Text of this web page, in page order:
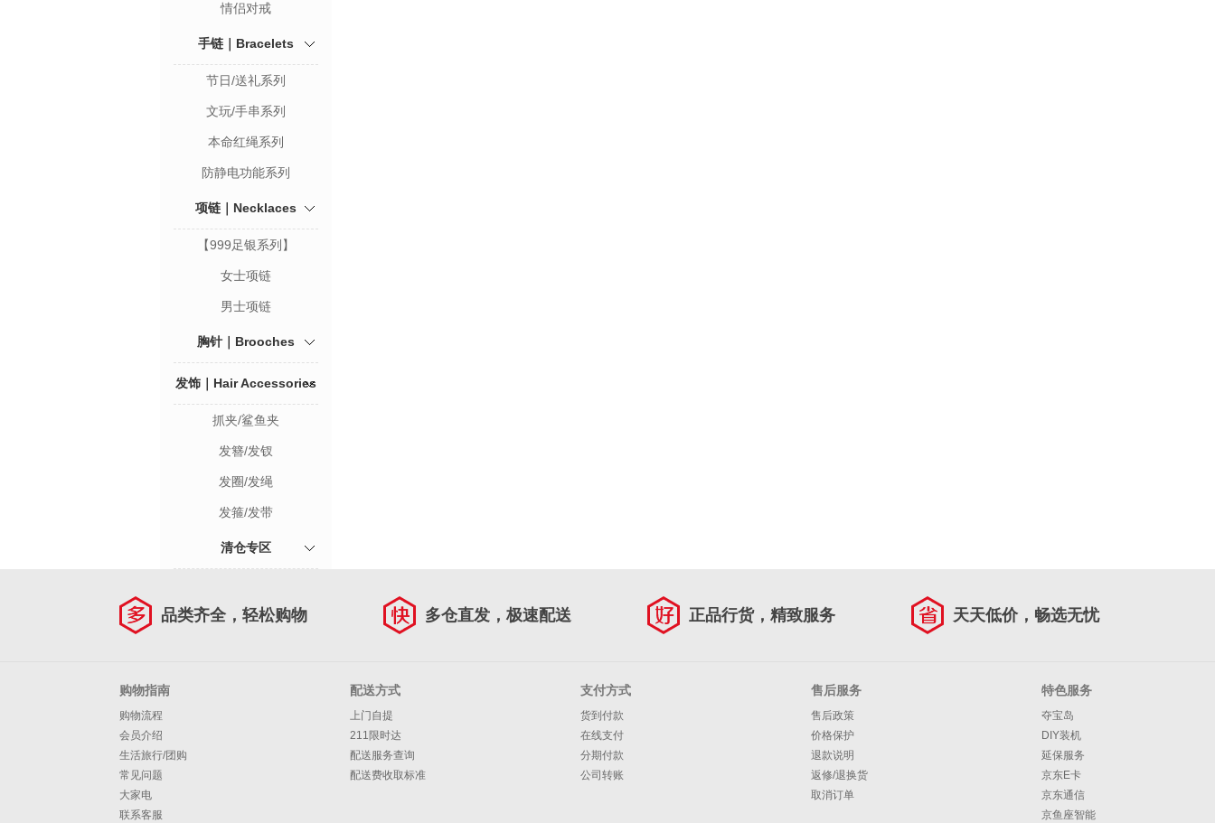
情侣对戒
手链｜Bracelets
节日/送礼系列
文玩/手串系列
本命红绳系列
防静电功能系列
项链｜Necklaces
【999足银系列】
女士项链
男士项链
胸针｜Brooches
发饰｜Hair Accessories
抓夹/鲨鱼夹
发簪/发钗
发圈/发绳
发箍/发带
清仓专区
品类齐全，轻松购物 多仓直发，极速配送 正品行货，精致服务 天天低价，畅选无忧
购物指南
购物流程
会员介绍
生活旅行/团购
常见问题
大家电
联系客服
配送方式
上门自提
211限时达
配送服务查询
配送费收取标准
支付方式
货到付款
在线支付
分期付款
公司转账
售后服务
售后政策
价格保护
退款说明
返修/退换货
取消订单
特色服务
夺宝岛
DIY装机
延保服务
京东E卡
京东通信
京鱼座智能